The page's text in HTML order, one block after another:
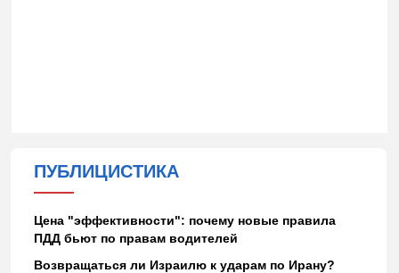
ПУБЛИЦИСТИКА
Цена "эффективности": почему новые правила
ПДД бьют по правам водителей
Возвращаться ли Израилю к ударам по Ирану?